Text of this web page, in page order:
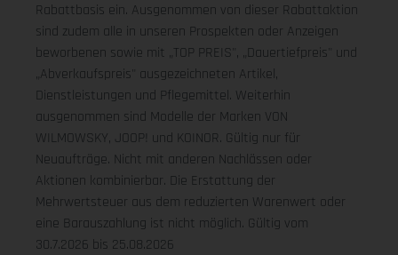
Rabattbasis ein. Ausgenommen von dieser Rabattaktion
sind zudem alle in unseren Prospekten oder Anzeigen
beworbenen sowie mit „TOP PREIS", „Dauertiefpreis" und
„Abverkaufspreis" ausgezeichneten Artikel,
Dienstleistungen und Pflegemittel. Weiterhin
ausgenommen sind Modelle der Marken VON
WILMOWSKY, JOOP! und KOINOR. Gültig nur für
Neuaufträge. Nicht mit anderen Nachlässen oder
Aktionen kombinierbar. Die Erstattung der
Mehrwertsteuer aus dem reduzierten Warenwert oder
eine Barauszahlung ist nicht möglich. Gültig vom
30.7.2026 bis 25.08.2026